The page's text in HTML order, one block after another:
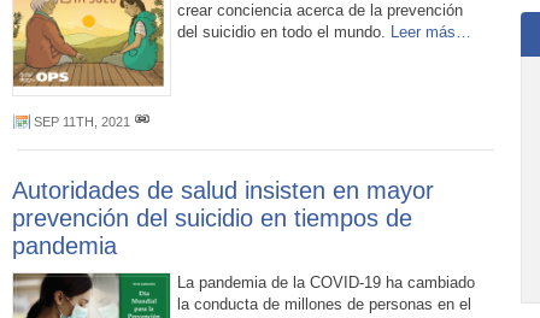
crear conciencia acerca de la prevención
del suicidio en todo el mundo. Leer más…
SEP 11TH, 2021
Autoridades de salud insisten en mayor
prevención del suicidio en tiempos de
pandemia
La pandemia de la COVID-19 ha cambiado
la conducta de millones de personas en el